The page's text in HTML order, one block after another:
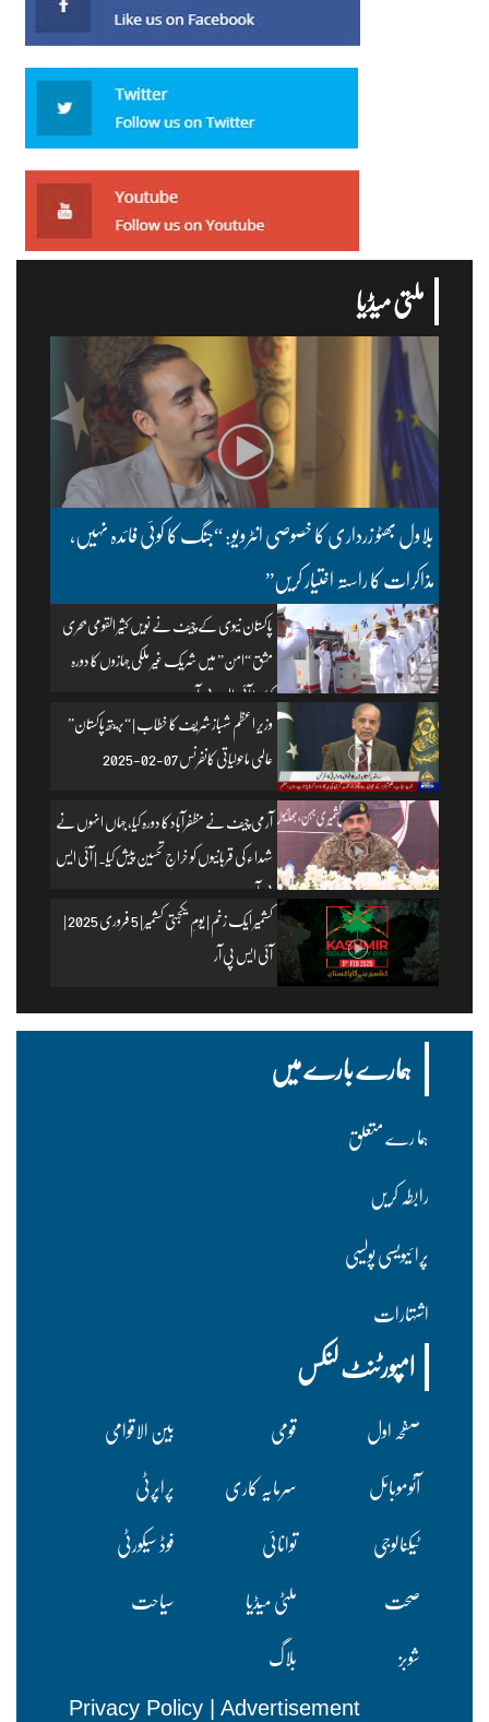
ملتی میڈیا
بلاول بھٹو زرداری کا خصوصی انٹرویو: “جنگ کا کوئی فائدہ نہیں،
مذاکرات کا راستہ اختیار کریں”
پاکستان نیوی کے چیف نے نویں کثیر القومی بحری
مشق “امن” میں شریک غیر ملکی جہازوں کا دورہ
کیا۔ | آئی ایس پی آر
وزیرِ اعظم شہباز شریف کا خطاب | “بریتھ پاکستان”
عالمی ماحولیاتی کانفرنس 07-02-2025
آرمی چیف نے مظفرآباد کا دورہ کیا، جہاں انہوں نے
شہداء کی قربانیوں کو خراجِ تحسین پیش کیا۔ | آئی ایس
پی آر
کشمیر ایک زخم | یومِ یکجہتی کشمیر | 5 فروری 2025 |
آئی ایس پی آر
ہمارے بارے میں
ہما رے متعلق
رابطہ کریں
پرا ئیویسی پولسیی
اشتہارات
امپورٹنٹ لنکس
صفحہ اول قومی
بین الاقوامی
آٹوموبائل
سرمایہ کاری
پراپرٹی
ٹیکنالوجی
توانائی
فوڈ سیکورٹی
صحت
ملٹی میڈیا
سیاحت
شوبز
بلاگ
Privacy Policy Advertisement